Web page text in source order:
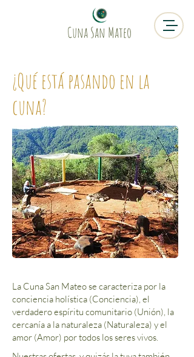
Cuna San Mateo
¿Qué está pasando en la
cuna?
La Cuna San Mateo se caracteriza por la
conciencia holística (Conciencia), el
verdadero espíritu comunitario (Unión), la
cercanía a la naturaleza (Naturaleza) y el
amor (Amor) por todos los seres vivos.